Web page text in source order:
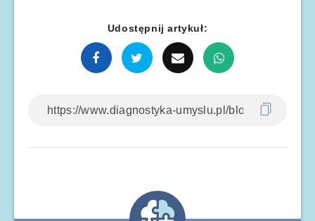
Udostępnij artykuł: